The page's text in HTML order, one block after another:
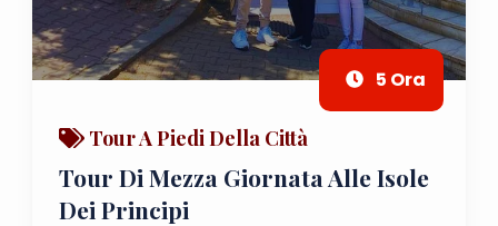
5 Ora
Tour A Piedi Della Città
Tour Di Mezza Giornata Alle Isole
Dei Principi